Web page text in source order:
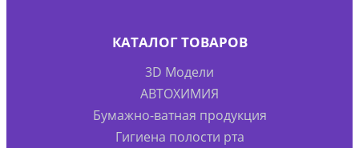
КАТАЛОГ ТОВАРОВ
3D Модели
АВТОХИМИЯ
Бумажно-ватная продукция
Гигиена полости рта